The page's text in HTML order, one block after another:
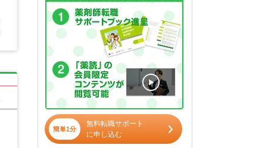
簡単1分
無料転職サポート
に申し込む